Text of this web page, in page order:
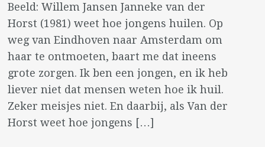
Beeld: Willem Jansen Janneke van der
Horst (1981) weet hoe jongens huilen. Op
weg van Eindhoven naar Amsterdam om
haar te ontmoeten, baart me dat ineens
grote zorgen. Ik ben een jongen, en ik heb
liever niet dat mensen weten hoe ik huil.
Zeker meisjes niet. En daarbij, als Van der
Horst weet hoe jongens […]